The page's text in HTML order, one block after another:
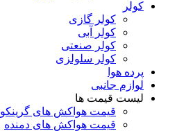
کولر
کولر گازی
کولر آبی
کولر صنعتی
کولر سلولزی
پرده هوا
لوازم جانبی
لیست قیمت ها
قیمت هواکش های گرینکو
قیمت هواکش های دمنده